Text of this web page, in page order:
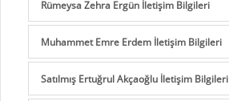
Rümeysa Zehra Ergün İletişim Bilgileri
Muhammet Emre Erdem İletişim Bilgileri
Satılmış Ertuğrul Akçaoğlu İletişim Bilgileri